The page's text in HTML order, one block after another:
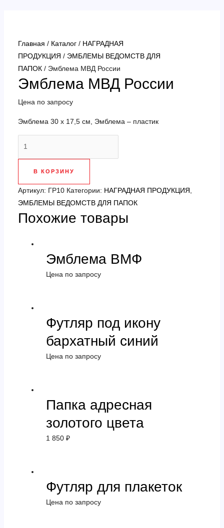
Главная / Каталог/ НАГРАДНАЯ
ПРОДУКЦИЯ / ЭМБЛЕМЫ ВЕДОМСТВ ДЛЯ
ПАПОК/ Эмблема МВД России
Эмблема МВД России
Цена по запросу
Эмблема 30 х 17,5 см, Эмблема – пластик
России
В КОРЗИНУ
Артикул: ГР10 Категории: НАГРАДНАЯ ПРОДУКЦИЯ
ЭМБЛЕМЫ ВЕДОМСТВ ДЛЯ ПАПОК
Похожие товары
Эмблема ВМФ
Цена по запросу
Футляр под икону
бархатный синий
Цена по запросу
Папка адресная
золотого цвета
1 850 ₽
Футляр для плакеток
Цена по запросу